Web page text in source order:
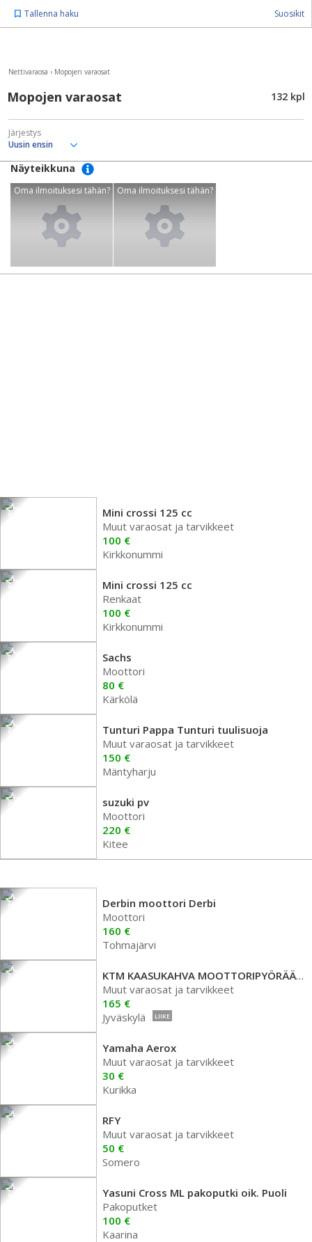
Tallenna haku Suosikit
Nettivaraosa › Mopojen varaosat
Mopojen varaosat 132 kpl
Järjestys
Näyteikkuna
Oma ilmoituksesi tähän? Oma ilmoituksesi tähän?
Mini crossi 125 cc
Muut varaosat ja tarvikkeet
100 €
Kirkkonummi
Mini crossi 125 cc
Renkaat
100 €
Kirkkonummi
Sachs
Moottori
80 €
Kärkölä
Tunturi Pappa Tunturi tuulisuoja
Muut varaosat ja tarvikkeet
150 €
Mäntyharju
suzuki pv
Moottori
220 €
Kitee
Derbin moottori Derbi
Moottori
160 €
Tohmajärvi
KTM KAASUKAHVA MOOTTORIPYÖRÄÄN 95802010044
Muut varaosat ja tarvikkeet
165 €
Jyväskylä
LIIKE
Yamaha Aerox
Muut varaosat ja tarvikkeet
30 €
Kurikka
RFY
Muut varaosat ja tarvikkeet
50 €
Somero
Yasuni Cross ML pakoputki oik. Puoli
Pakoputket
100 €
Kaarina